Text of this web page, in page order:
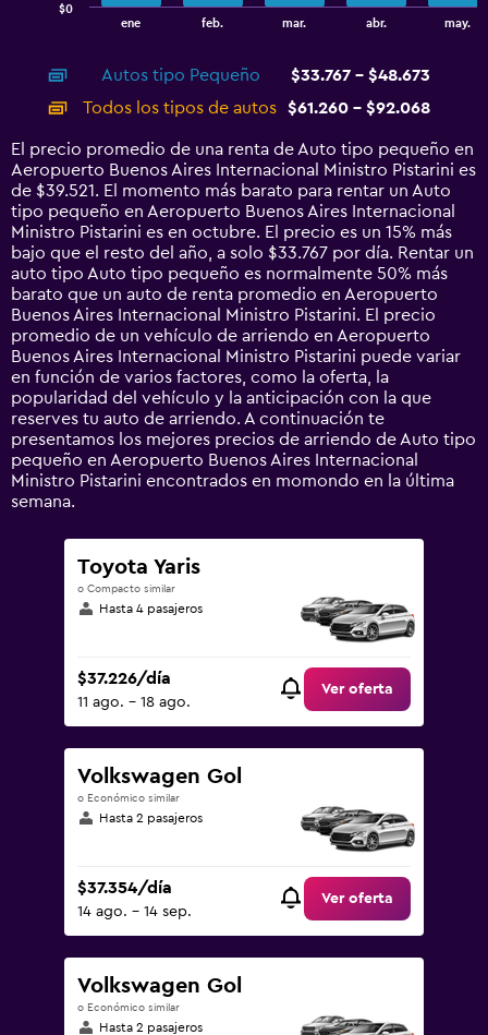
displaying
categories.
Range:
14
categories.
The
chart
has
1
Y
axis
displaying
values.
Range:
0
to
120000.
ene feb. mar. abr. may.
$0
Autos tipo Pequeño
$33.767 - $48.673
Todos los tipos de autos
$61.260 - $92.068
El precio promedio de una renta de Auto tipo pequeño en
Aeropuerto Buenos Aires Internacional Ministro Pistarini es
de $39.521. El momento más barato para rentar un Auto
tipo pequeño en Aeropuerto Buenos Aires Internacional
Ministro Pistarini es en octubre. El precio es un 15% más
bajo que el resto del año, a solo $33.767 por día. Rentar un
auto tipo Auto tipo pequeño es normalmente 50% más
barato que un auto de renta promedio en Aeropuerto
Buenos Aires Internacional Ministro Pistarini. El precio
promedio de un vehículo de arriendo en Aeropuerto
Buenos Aires Internacional Ministro Pistarini puede variar
en función de varios factores, como la oferta, la
popularidad del vehículo y la anticipación con la que
reserves tu auto de arriendo. A continuación te
presentamos los mejores precios de arriendo de Auto tipo
pequeño en Aeropuerto Buenos Aires Internacional
Ministro Pistarini encontrados en momondo en la última
semana.
Toyota Yaris
o Compacto similar
Hasta 4 pasajeros
$37.226/día
11 ago. - 18 ago.
Ver oferta
Volkswagen Gol
o Económico similar
Hasta 2 pasajeros
$37.354/día
14 ago. - 14 sep.
Ver oferta
Volkswagen Gol
o Económico similar
Hasta 2 pasajeros